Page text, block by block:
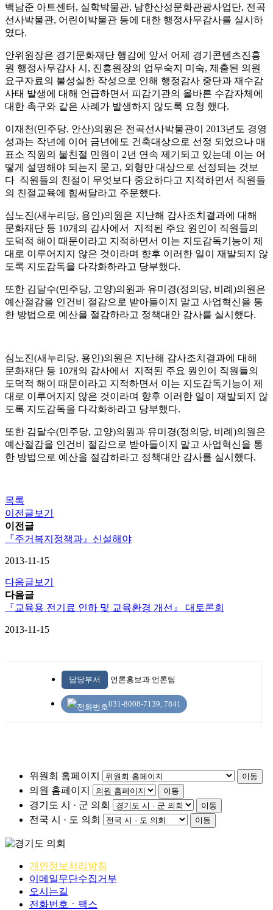
백남준 아트센터, 실학박물관, 남한산성문화관광사업단, 전곡
선사박물관, 어린이박물관 등에 대한 행정사무감사를 실시하
였다.
안위원장은 경기문화재단 행감에 앞서 어제 경기콘텐츠진흥
원 행정사무감사 시, 진흥원장의 업무숙지 미숙, 제출된 의원
요구자료의 불성실한 작성으로 인해 행정감사 중단과 재수감
사태 발생에 대해 언급하면서 피감기관의 올바른 수감자체에
대한 촉구와 같은 사례가 발생하지 않도록 요청 했다.
이재천(민주당, 안산)의원은 전곡선사박물관이 2013년도 경영
성과는 작년에 이어 금년에도 건축대상으로 선정 되었으나 매
표소 직원의 불친절 민원이 2년 연속 제기되고 있는데 이는 어
떻게 설명해야 되는지 묻고, 외형만 대상으로 선정되는 것보
다 직원들의 친절이 무엇보다 중요하다고 지적하면서 직원들
의 친절교육에 힘써달라고 주문했다.
심노진(새누리당, 용인)의원은 지난해 감사조치결과에 대해
문화재단 등 10개의 감사에서 지적된 주요 원인이 직원들의
도덕적 해이 때문이라고 지적하면서 이는 지도감독기능이 제
대로 이루어지지 않은 것이라며 향후 이러한 일이 재발되지 않
도록 지도감독을 다각화하라고 당부했다.
또한 김달수(민주당, 고양)의원과 유미경(정의당, 비례)의원은
예산절감을 인건비 절감으로 받아들이지 말고 사업혁신을 통
한 방법으로 예산을 절감하라고 정책대안 감사를 실시했다.
심노진(새누리당, 용인)의원은 지난해 감사조치결과에 대해
문화재단 등 10개의 감사에서 지적된 주요 원인이 직원들의
도덕적 해이 때문이라고 지적하면서 이는 지도감독기능이 제
대로 이루어지지 않은 것이라며 향후 이러한 일이 재발되지 않
도록 지도감독을 다각화하라고 당부했다.
또한 김달수(민주당, 고양)의원과 유미경(정의당, 비례)의원은
예산절감을 인건비 절감으로 받아들이지 말고 사업혁신을 통
한 방법으로 예산을 절감하라고 정책대안 감사를 실시했다.
목록
이전글보기
이전글
『주거복지정책과』신설해야
2013-11-15
다음글보기
다음글
『교육용 전기료 인하 및 교육환경 개선』 대토론회
2013-11-15
담당부서 언론홍보과 언론팀
031-8008-7139, 7841
위원회 홈페이지 이동
의원 홈페이지 이동
경기도 시 · 군 의회 이동
전국 시 · 도 의회 이동
개인정보처리방침
이메일무단수집거부
오시는길
전화번호ㆍ팩스